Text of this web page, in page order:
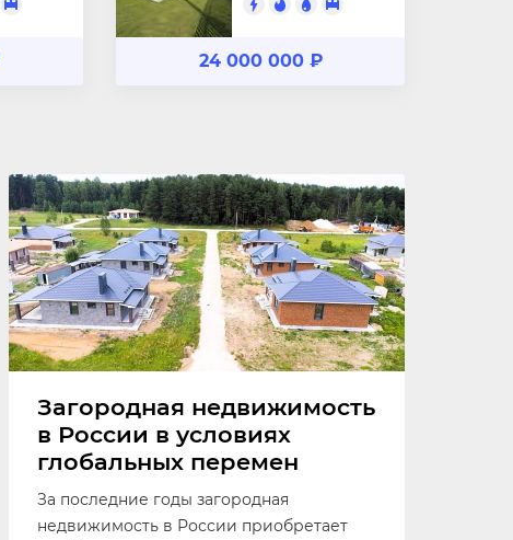
24 000 000 ₽
Загородная недвижимость
в России в условиях
глобальных перемен
За последние годы загородная
недвижимость в России приобретает